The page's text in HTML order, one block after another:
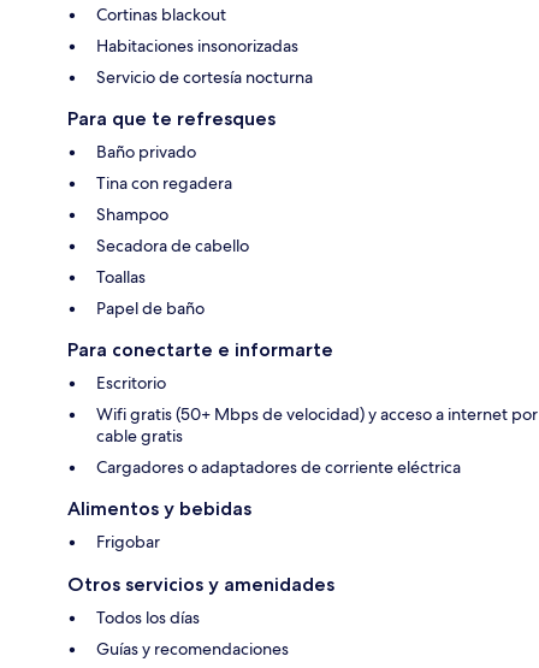
Cortinas blackout
Habitaciones insonorizadas
Servicio de cortesía nocturna
Para que te refresques
Baño privado
Tina con regadera
Shampoo
Secadora de cabello
Toallas
Papel de baño
Para conectarte e informarte
Escritorio
Wifi gratis (50+ Mbps de velocidad) y acceso a internet por
cable gratis
Cargadores o adaptadores de corriente eléctrica
Alimentos y bebidas
Frigobar
Otros servicios y amenidades
Todos los días
Guías y recomendaciones